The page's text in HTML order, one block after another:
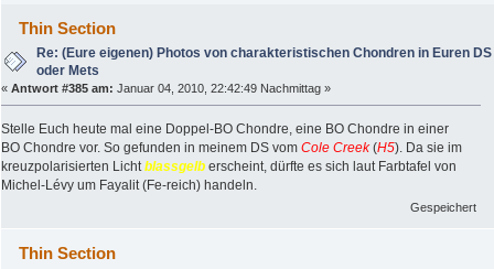
Thin Section
Re: (Eure eigenen) Photos von charakteristischen Chondren in Euren DS
oder Mets
« Antwort #385 am: Januar 04, 2010, 22:42:49 Nachmittag »
Stelle Euch heute mal eine Doppel-BO Chondre, eine BO Chondre in einer
BO Chondre vor. So gefunden in meinem DS vom Cole Creek(H5). Da sie im
kreuzpolarisierten Lichtblassgelb erscheint, dürfte es sich laut Farbtafel von
Michel-Lévy um Fayalit (Fe-reich) handeln.
Gespeichert
Thin Section